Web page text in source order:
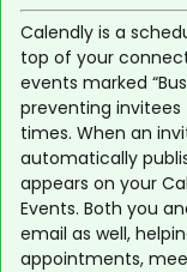
Calendly is a
top of your
events marked
preventing
times. When an
automatically
appears on your
Events. Both you
email as well,
appointments,